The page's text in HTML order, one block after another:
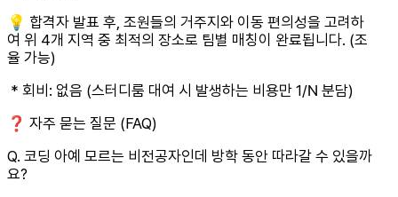
💡 합격자 발표 후, 조원들의 거주지와 이동 편의성을 고려하
여 위 4개 지역 중 최적의 장소로 팀별 매칭이 완료됩니다. (조
율 가능)
* 회비: 없음 (스터디룸 대여 시 발생하는 비용만 1/N 분담)
❓ 자주 묻는 질문 (FAQ)
Q. 코딩 아예 모르는 비전공자인데 방학 동안 따라갈 수 있을까
요?